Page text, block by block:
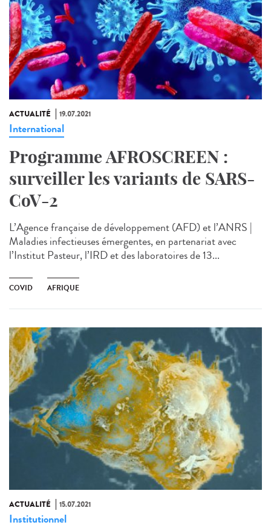
ACTUALITÉ 19.07.2021
International
Programme AFROSCREEN :
surveiller les variants de SARS-
CoV-2
L’Agence française de développement (AFD) et l’ANRS |
Maladies infectieuses émergentes, en partenariat avec
l’Institut Pasteur, l’IRD et des laboratoires de 13...
COVID AFRIQUE
ACTUALITÉ 15.07.2021
Institutionnel